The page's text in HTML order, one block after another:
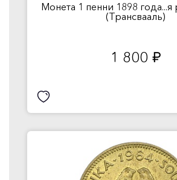
Монета 1 пенни 1898 года...я
(Трансвааль)
1 800 руб.